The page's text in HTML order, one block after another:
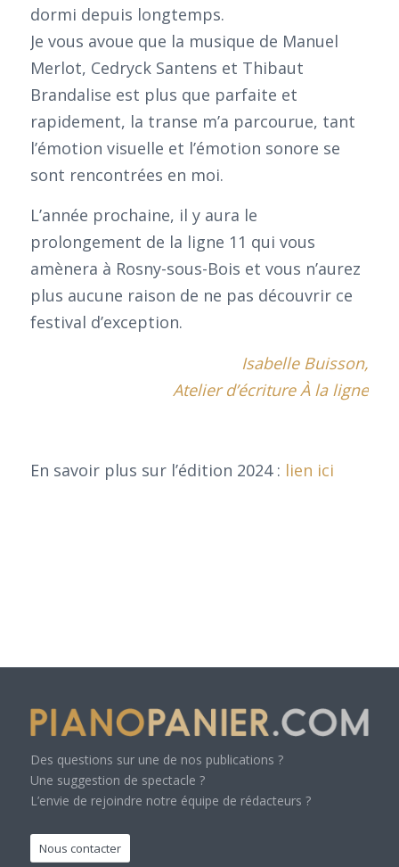
dormi depuis longtemps.
Je vous avoue que la musique de Manuel
Merlot, Cedryck Santens et Thibaut
Brandalise est plus que parfaite et
rapidement, la transe m’a parcourue, tant
l’émotion visuelle et l’émotion sonore se
sont rencontrées en moi.
L’année prochaine, il y aura le
prolongement de la ligne 11 qui vous
amènera à Rosny-sous-Bois et vous n’aurez
plus aucune raison de ne pas découvrir ce
festival d’exception.
Isabelle Buisson,
Atelier d’écriture À la ligne
En savoir plus sur l’édition 2024 : lien ici
Des questions sur une de nos publications ?
Une suggestion de spectacle ?
L’envie de rejoindre notre équipe de rédacteurs ?
Nous contacter